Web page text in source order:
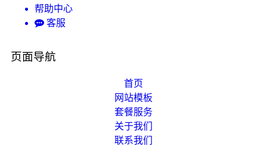
帮助中心
客服
页面导航
首页
网站模板
套餐服务
关于我们
联系我们